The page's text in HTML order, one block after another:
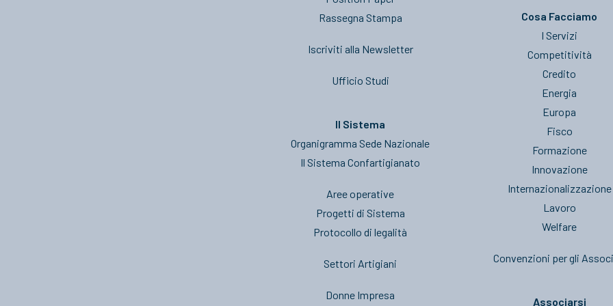
Rassegna Stampa
Iscriviti alla Newsletter
Ufficio Studi
Il Sistema
Organigramma Sede Nazionale
Il Sistema Confartigianato
Aree operative
Progetti di Sistema
Protocollo di legalità
Settori Artigiani
Donne Impresa
Cosa Facciamo
I Servizi
Competitività
Credito
Energia
Europa
Fisco
Formazione
Innovazione
Internazionalizzazione
Lavoro
Welfare
Convenzioni per gli
Associarsi